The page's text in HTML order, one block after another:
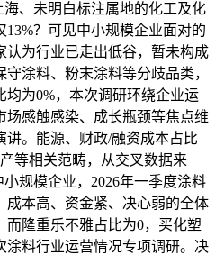
、未明白标注属地的化工及化
？可见中小规模企业面对的
认为行业已走出低谷，暂未构成
涂料、粉末涂料等分歧品类，
为0%，本次调研环绕企业运
场感触感染、成长瓶颈等焦点维
讲。能源、财政/融资成本占比
等相关范畴，从交叉数据来
规模企业，2026年一季度涂料
成本高、资金紧、决心弱的全体
隆重乐不雅占比为0，买化塑
涂料行业运营情况专项调研。决